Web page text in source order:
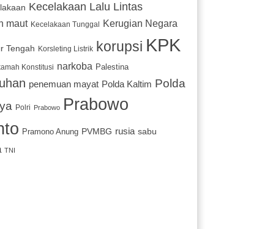
Kecelakaan Lalu Lintas
maut Kecelakaan Tunggal Kerugian Negara
Tengah Korsleting Listrik korupsi KPK
Konstitusi narkoba Palestina
penemuan mayat Polda Kaltim Polda
Polri Prabowo
Prabowo
Pramono Anung PVMBG rusia sabu
TNI